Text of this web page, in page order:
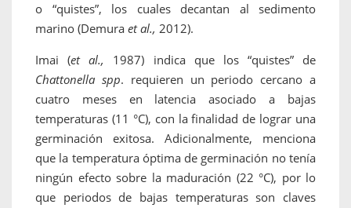
o “quistes”, los cuales decantan al sedimento
marino (Demura et al., 2012).
Imai (et al.,
1987) indica que los “quistes” de
Chattonella spp. requieren un periodo cercano a
cuatro meses en latencia asociado a bajas
temperaturas (11 °C), con la finalidad de lograr una
germinación exitosa. Adicionalmente, menciona
que la temperatura óptima de germinación no tenía
ningún efecto sobre la maduración (22 °C), por lo
que periodos de bajas temperaturas son claves